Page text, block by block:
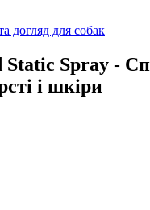
догляд для собак
Spray -
і шкіри